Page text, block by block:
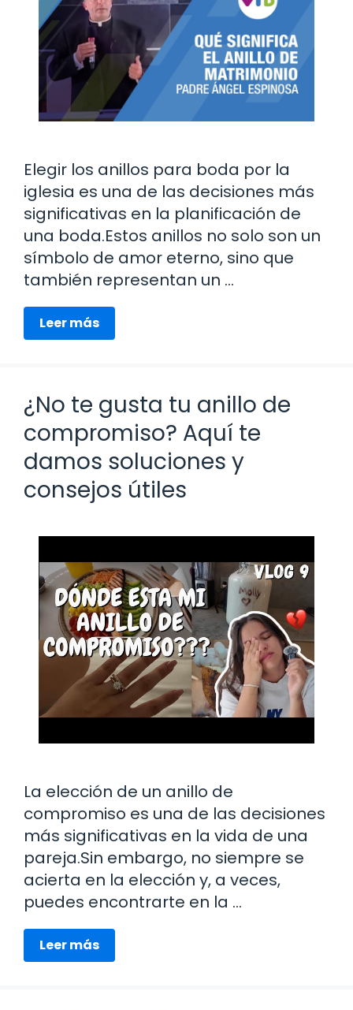
Elegir los anillos para boda por la
iglesia es una de las decisiones más
significativas en la planificación de
una boda.Estos anillos no solo son un
símbolo de amor eterno, sino que
también representan un …
Leer más
¿No te gusta tu anillo de
compromiso? Aquí te
damos soluciones y
consejos útiles
La elección de un anillo de
compromiso es una de las decisiones
más significativas en la vida de una
pareja.Sin embargo, no siempre se
acierta en la elección y, a veces,
puedes encontrarte en la …
Leer más